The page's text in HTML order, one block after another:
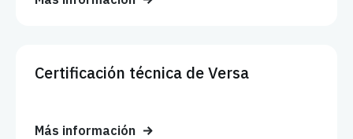
Certificación técnica de Versa
Más información